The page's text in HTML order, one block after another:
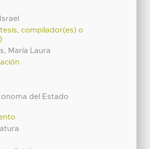
compilador(es) o
María Laura
del Estado